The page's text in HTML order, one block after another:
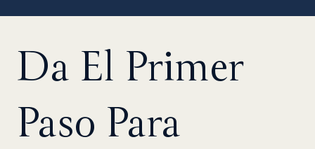
Da El Primer
Paso Para